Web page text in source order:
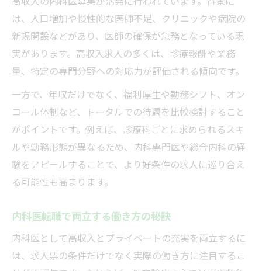
は、人口増加や慢性的な医師不足、クリニックや病院の
新規開設などがあり、医師の確保が急務となっている現
実があります。高収入求人の多くは、診療報酬や業務
量、特定の専門分野への対応力が評価される傾向です。
一方で、年収だけでなく、福利厚生や勤務シフト、オン
コール体制など、トータルでの待遇を比較検討すること
がポイントです。例えば、診療科ごとに求められるスキ
ルや勤務形態が異なるため、内科専門医や総合内科の経
験をアピールすることで、より好条件の求人に巡り合え
る可能性も高まります。
内科医転職で両立する働き方の秘訣
内科医として高収入とプライベートの充実を両立するに
は、求人票の条件だけでなく実際の働き方に注目するこ